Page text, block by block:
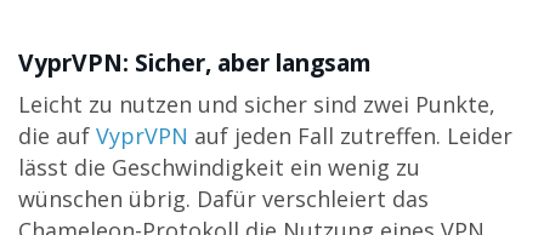
VyprVPN: Sicher, aber langsam
Leicht zu nutzen und sicher sind zwei Punkte,
die auf VyprVPN auf jeden Fall zutreffen. Leider
lässt die Geschwindigkeit ein wenig zu
wünschen übrig. Dafür verschleiert das